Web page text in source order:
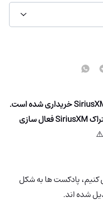
این کمپانی در ژوئیه 2020، توسط SiriusXM خریداری شده است.
با خرید این سرویس برای شما اشتراک SiriusXM فعال سازی
⚠️
کنیم، پادکست ها به شکل
شده اند.